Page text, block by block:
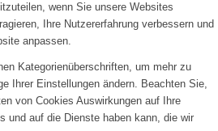
wenn Sie unsere Websites
Ihre Nutzererfahrung verbessern und
anpassen.
Kategorienüberschriften, um mehr zu
Ihrer Einstellungen ändern. Beachten Sie,
von Cookies Auswirkungen auf Ihre
und auf die Dienste haben kann, die wir